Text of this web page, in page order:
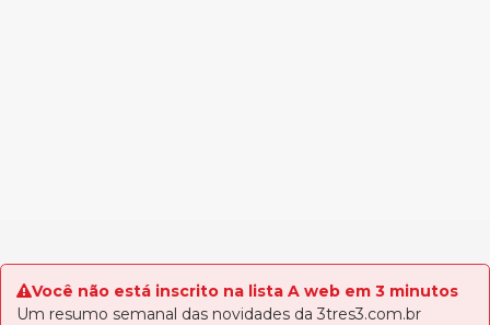
Você não está inscrito na lista A web em 3 minutos
Um resumo semanal das novidades da 3tres3.com.br